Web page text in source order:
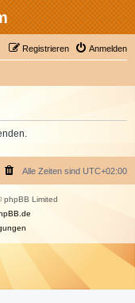
Anmelden
Registrieren
Alle Zeiten sind UTC+02:00
phpBB Limited